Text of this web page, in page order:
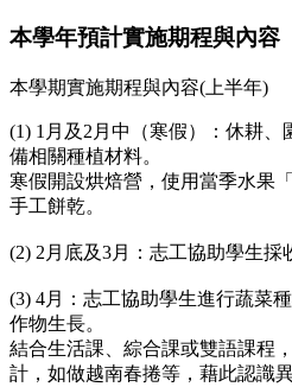
本學年預計實施期程與內容
本學期實施期程與內容(上半年)
(1) 1月及2月中（寒假）：休耕
備相關種植材料。
寒假開設烘焙營，使用當季水果
手工餅乾。
(2) 2月底及3月：志工協助學生採
(3) 4月：志工協助學生進行蔬菜
作物生長。
結合生活課、綜合課或雙語課程
計，如做越南春捲等，藉此認識異